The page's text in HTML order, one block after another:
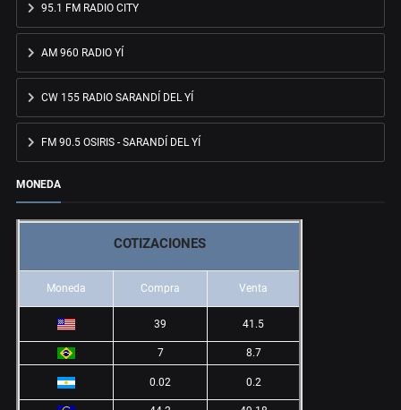
95.1 FM RADIO CITY
AM 960 RADIO YÍ
CW 155 RADIO SARANDÍ DEL YÍ
FM 90.5 OSIRIS - SARANDÍ DEL YÍ
MONEDA
COTIZACIONES
Moneda Compra Venta
39 41.5
7 8.7
0.02 0.2